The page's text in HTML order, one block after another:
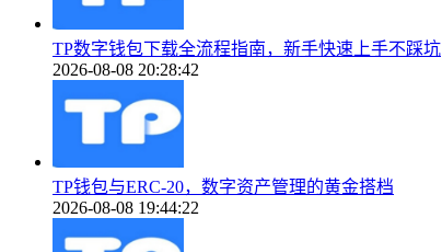
TP数字钱包下载全流程指南，新手快速上手不踩坑
2026-08-08 20:28:42
TP钱包与ERC-20，数字资产管理的黄金搭档
2026-08-08 19:44:22